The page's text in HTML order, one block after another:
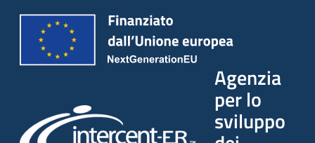
Agenzia
per lo
sviluppo